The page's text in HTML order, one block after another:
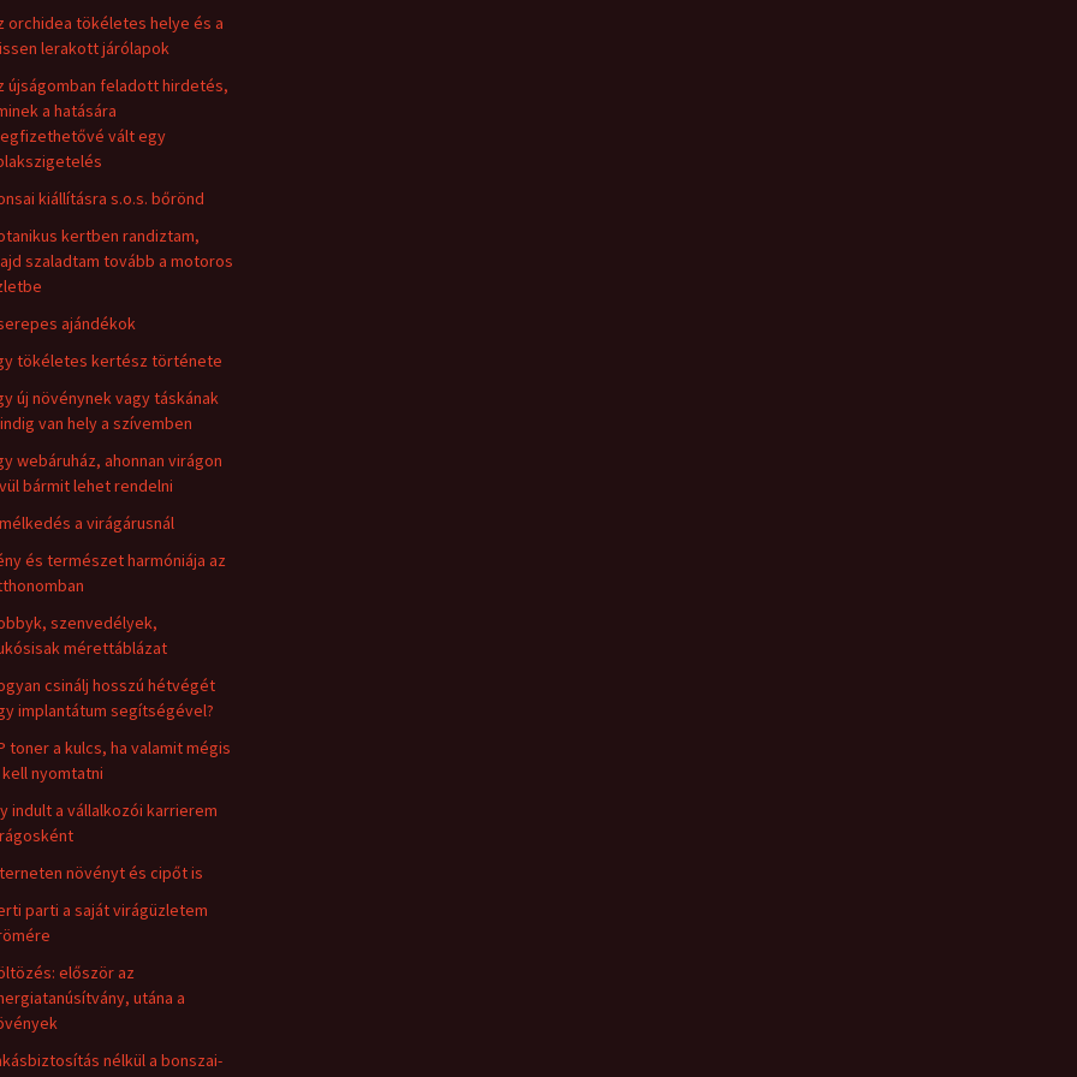
orchidea tökéletes helye és a
lerakott járólapok
újságomban feladott hirdetés,
a hatására
vált egy
kiállításra s.o.s. bőrönd
kertben randiztam,
szaladtam tovább a motoros
ajándékok
tökéletes kertész története
új növénynek vagy táskának
van hely a szívemben
webáruház, ahonnan virágon
bármit lehet rendelni
a virágárusnál
és természet harmóniája az
szenvedélyek,
mérettáblázat
csinálj hosszú hétvégét
implantátum segítségével?
toner a kulcs, ha valamit mégis
nyomtatni
indult a vállalkozói karrierem
növényt és cipőt is
parti a saját virágüzletem
először az
utána a
nélkül a bonszai-